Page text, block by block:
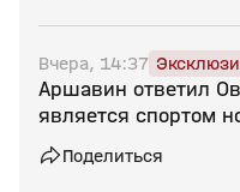
Вчера, 14:37
Аршавин ответил
является спортом
Поделиться